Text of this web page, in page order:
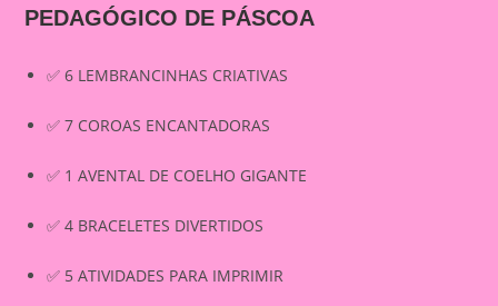
PEDAGÓGICO DE PÁSCOA
✅ 6 LEMBRANCINHAS CRIATIVAS
✅ 7 COROAS ENCANTADORAS
✅ 1 AVENTAL DE COELHO GIGANTE
✅ 4 BRACELETES DIVERTIDOS
✅ 5 ATIVIDADES PARA IMPRIMIR